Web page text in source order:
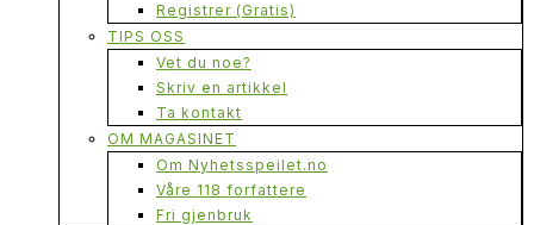
Registrer (Gratis)
TIPS OSS
Vet du noe?
Skriv en artikkel
Ta kontakt
OM MAGASINET
Om Nyhetsspeilet.no
Våre 118 forfattere
Fri gjenbruk